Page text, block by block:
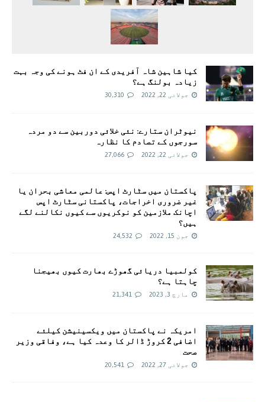
کیا شاہین شاہ آفریدی کے ان فٹ ہونے کی وجہ بہت
زیادہ بولنگ ہے؟
جولائی 22, 2022 30,310
نیوٹران ستارے: نئی خلائی دوربین سے دو مردہ
سورجوں کے تصادم کا نظارہ
جولائی 22, 2022 27,066
پاکستان میں سٹارٹ اپس: عالمی معاشی بحران یا
غیر ضروری اخراجات، پاکستانی سٹارٹ اپس
اچانک ملازمین کو نوکریوں سے کیوں نکالنے لگے
ہیں؟
جون 15, 2022 24,532
کولمبیا دریائی گھوڑے بھارت کیوں بھیجنا
چاہتا ہے؟
مارچ 3, 2023 21,341
امريکہ نے پاکستان میں ویکسینیشن کیلئے
اضافی 2 کروڑ ڈالر کا وعدہ کیا ہے، وفاقی وزیر
صحت
جولائی 27, 2022 20,541